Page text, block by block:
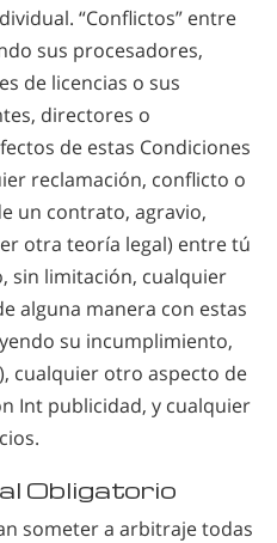
“Conflictos” entre
sus procesadores,
de licencias o sus
directores o
de estas Condiciones
reclamación, conflicto o
un contrato, agravio,
otra teoría legal) entre tú
sin limitación, cualquier
alguna manera con estas
su incumplimiento,
cualquier otro aspecto de
Int publicidad, y cualquier
Obligatorio
someter a arbitraje todas